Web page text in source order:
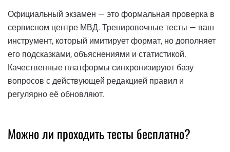
Официальный экзамен — это формальная проверка в
сервисном центре МВД. Тренировочные тесты — ваш
инструмент, который имитирует формат, но дополняет
его подсказками, объяснениями и статистикой.
Качественные платформы синхронизируют базу
вопросов с действующей редакцией правил и
регулярно её обновляют.
Можно ли проходить тесты бесплатно?